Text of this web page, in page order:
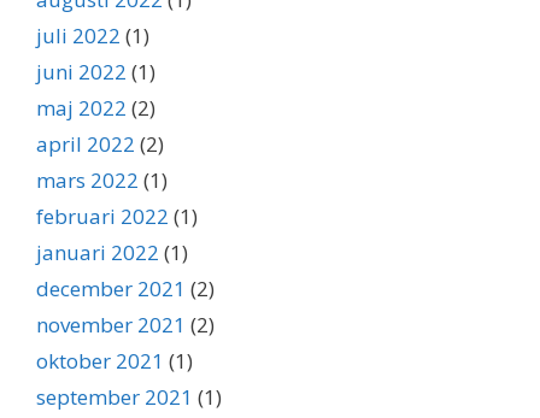
juli 2022 (1)
juni 2022 (1)
maj 2022 (2)
april 2022 (2)
mars 2022 (1)
februari 2022 (1)
januari 2022 (1)
december 2021 (2)
november 2021 (2)
oktober 2021 (1)
september 2021 (1)